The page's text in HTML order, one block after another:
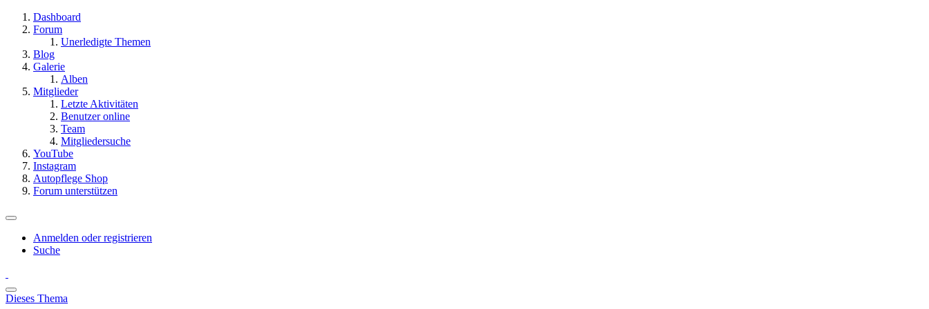
Dashboard
Forum
Unerledigte Themen
Blog
Galerie
Alben
Mitglieder
Letzte Aktivitäten
Benutzer online
Team
Mitgliedersuche
YouTube
Instagram
Autopflege Shop
Forum unterstützen
Anmelden oder registrieren
Suche
Dieses Thema